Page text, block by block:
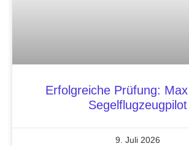
Erfolgreiche Prüfung:
Segelflugzeugpilot
9. Juli 2026